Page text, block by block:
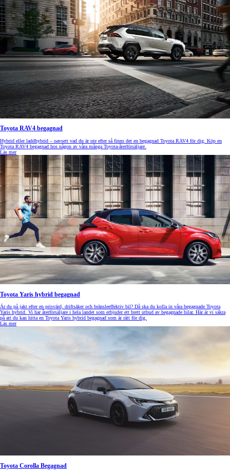
Toyota RAV4 begagnad
Hybrid eller laddhybrid – oavsett vad du är ute efter så finns det en begagnad Toyota RAV4 för dig. Köp en
Toyota RAV4 begagnad hos någon av våra många Toyota-återförsäljare.
Läs mer
Toyota Yaris hybrid begagnad
Är du på jakt efter en prisvärd, driftsäker och bränsleeffektiv bil? Då ska du kolla in våra begagnade Toyota
Yaris hybrid. Vi har återförsäljare i hela landet som erbjuder ett brett utbud av begagnade bilar. Här är vi säkra
på att du kan hitta en Toyota Yaris hybrid begagnad som är rätt för dig.
Läs mer
Toyota Corolla Begagnad